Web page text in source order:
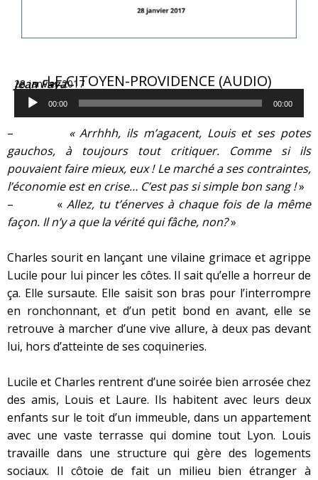
LE CITOYEN-PROVIDENCE (AUDIO)
Jean Faya
28 janvier 2017
Lecteur
audio 00:00 00:00
– «Arrhhh, ils m’agacent, Louis et ses potes
gauchos, à toujours tout critiquer. Comme si ils
pouvaient faire mieux, eux ! Le marché a ses contraintes,
l’économie est en crise… C’est pas si simple bon sang !»
– « Allez, tu t’énervesà chaque fois de la même
façon. Il n’y a que la vérité quifâche, non?»
Charles sourit en lançant une vilaine grimace et agrippe
Lucile pour lui pincer les côtes. Il sait qu’elle a horreur de
ça. Elle sursaute. Elle saisit son bras pour l’interrompre
en ronchonnant, et d’un petit bond en avant, elle se
retrouve à marcher d’une vive allure, à deux pas devant
lui, hors d’atteinte de ses coquineries.
Lucile et Charles rentrent d’une soirée bien arrosée chez
des amis, Louis et Laure. Ils habitent avec leurs deux
enfants sur le toit d’un immeuble, dans un appartement
avec une vaste terrasse qui domine tout Lyon. Louis
travaille dans une structure qui gère des logements
sociaux. Il côtoie de fait un milieu bien étranger à